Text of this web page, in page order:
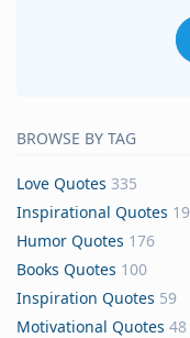
BROWSE BY TAG
Love Quotes 335
Inspirational Quotes
Humor Quotes 176
Books Quotes 100
Inspiration Quotes 59
Motivational Quotes 48